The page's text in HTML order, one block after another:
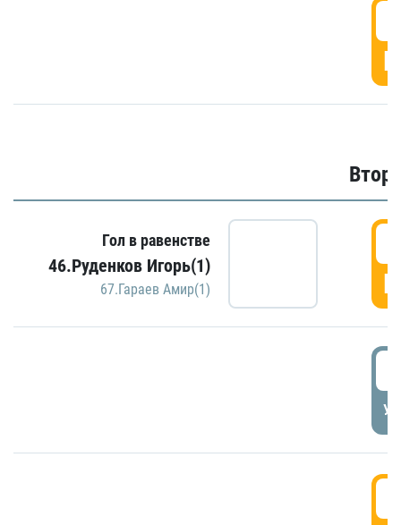
Гол в равенстве
46.Руденков Игорь(1)
67.Гараев Амир(1)